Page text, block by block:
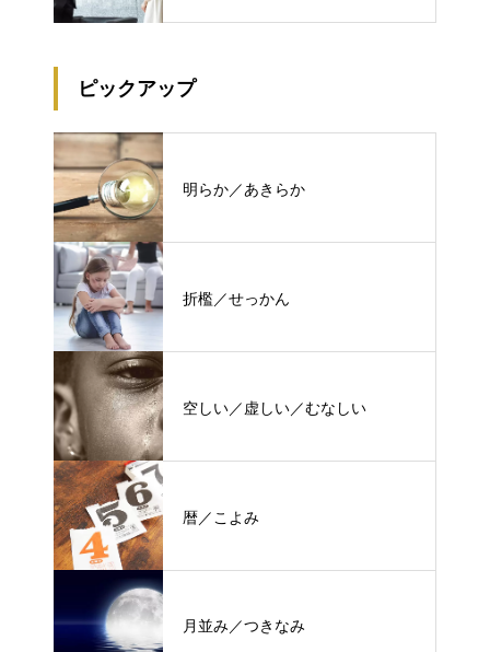
ピックアップ
明らか／あきらか
折檻／せっかん
空しい／虚しい／むなしい
暦／こよみ
月並み／つきなみ